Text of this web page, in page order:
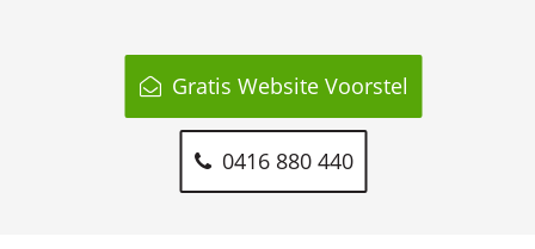
Gratis Website Voorstel
0416 880 440